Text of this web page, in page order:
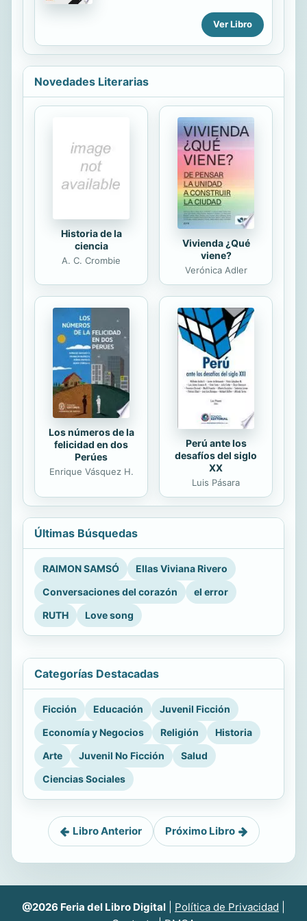
libro, aproximación al régimen
jurídico-administrativo de la gestión y
abastecimiento del agua urbana y
sus aspectos económicos, se aborda
de forma...
metodología jurídica: la tópica. El
libro comienza con una introducción
a la contemporánea revitalización
sucesivos se examinan los temas de
esta doctrina y más significativos
para su comprensión. Por último, se
la inserta en el contexto del debate
metodológico, para poder medir el
alcance real de su aporte. Dentro de
cada capítulo, se...
Ver Libro
Novedades Literarias
Historia de la
ciencia
A. C. Crombie
Vivienda ¿Qué
viene?
Verónica Adler
Los números de la
felicidad en dos
Perúes
Enrique Vásquez H.
Perú ante los
desafíos del siglo
XX
Luis Pásara
Últimas Búsquedas
RAIMON SAMSÓ
Ellas Viviana Rivero
Conversaciones del corazón
el error
RUTH
Love song
Categorías Destacadas
Ficción Educación
Juvenil Ficción
Economía y Negocios
Religión
Historia
Arte
Juvenil No Ficción
Salud
Ciencias Sociales
Libro Anterior Próximo Libro
@2026 Feria del Libro Digital Política de Privacidad